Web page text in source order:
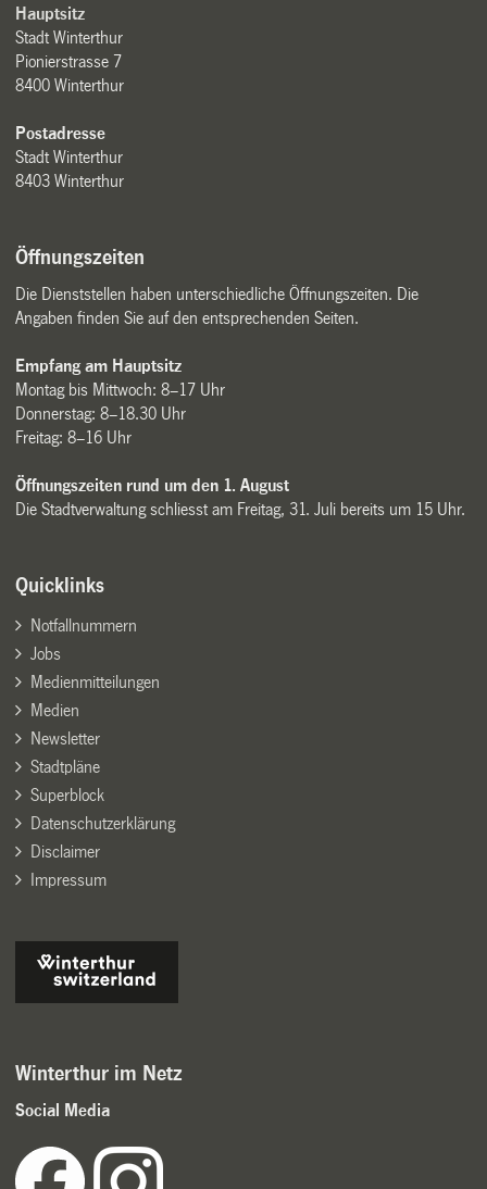
Hauptsitz
Stadt Winterthur
Pionierstrasse 7
8400 Winterthur
Postadresse
Stadt Winterthur
8403 Winterthur
Öffnungszeiten
Die Dienststellen haben unterschiedliche Öffnungszeiten. Die
Angaben finden Sie auf den entsprechenden Seiten.
Empfang am Hauptsitz
Montag bis Mittwoch: 8–17 Uhr
Donnerstag: 8–18.30 Uhr
Freitag: 8–16 Uhr
Öffnungszeiten rund um den 1. August
Die Stadtverwaltung schliesst am Freitag, 31. Juli bereits um 15 Uhr.
Quicklinks
Notfallnummern
Jobs
Medienmitteilungen
Medien
Newsletter
Stadtpläne
Superblock
Datenschutzerklärung
Disclaimer
Impressum
Winterthur im Netz
Social Media